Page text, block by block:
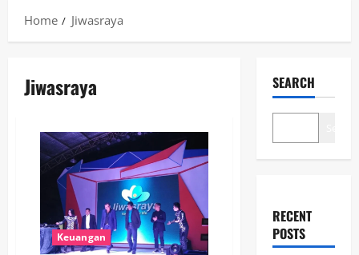
Home
Jiwasraya
Jiwasraya
Keuangan
SEARCH
RECENT
POSTS